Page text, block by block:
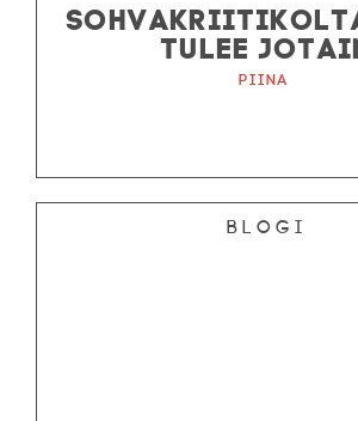
TULEE
Piina
Blogi